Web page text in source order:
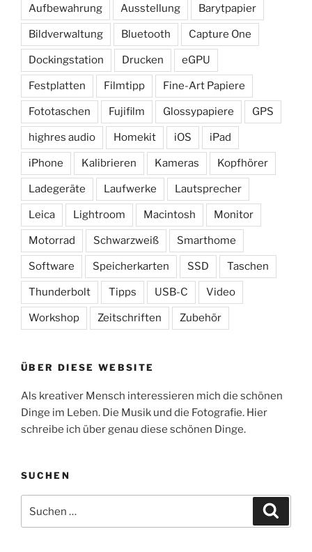
Aufbewahrung Ausstellung Barytpapier
Bildverwaltung Bluetooth Capture One
Dockingstation Drucken eGPU
Festplatten Filmtipp Fine-Art Papiere
Fototaschen Fujifilm Glossypapiere GPS
highres audio Homekit iOS iPad
iPhone Kalibrieren Kameras Kopfhörer
Ladegeräte Laufwerke Lautsprecher
Leica Lightroom Macintosh Monitor
Motorrad Schwarzweiß Smarthome
Software Speicherkarten SSD Taschen
Thunderbolt Tipps USB-C Video
Workshop Zeitschriften Zubehör
ÜBER DIESE WEBSITE
Als kreativer Mensch interessieren mich die schönen
Dinge im Leben. Die Musik und die Fotografie. Hier
schreibe ich über genau diese schönen Dinge.
SUCHEN
nach: